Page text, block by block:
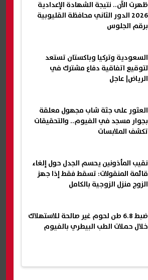
ظهرت الآن.. نتيجة الشهادة الإعدادية
2026 الدور الثاني محافظة القليوبية
برقم الجلوس
السعودية وتركيا وباكستان تستعد
لتوقيع اتفاقية دفاع مشترك في
الرياض| عاجل
العثور على جثة شاب مجهول معلقة
بجوار مسجد في الفيوم.. والتحقيقات
تكشف الملابسات
نقيب المأذونين يحسم الجدل حول إلغاء
قائمة المنقولات: تسقط فقط إذا جهز
الزوج منزل الزوجية بالكامل
ضبط 6.8 طن لحوم غير صالحة للاستهلاك
خلال حملات الطب البيطري بالفيوم